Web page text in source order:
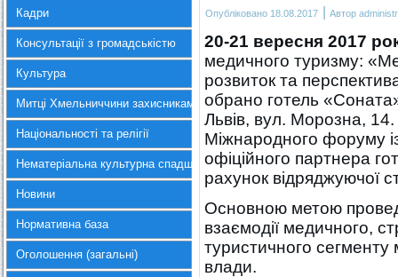
Кадри
Консультації з громадськістю
Культура
Митці Хмельниччини захисникам України
Національності та релігії
Нематеріальна культурна спадщина
Новини
Нормативна база
Оголошення (загальні)
Опубліковано 18.08.2017 | Автор
20-21 вересня 2017
медичного туризму:
розвиток та
обрано готель
Львів, вул. Морозна,
Міжнародного форуму
офіційного партнера
рахунок відряджуючої
Основною метою
взаємодії медичного,
туристичного
влади.